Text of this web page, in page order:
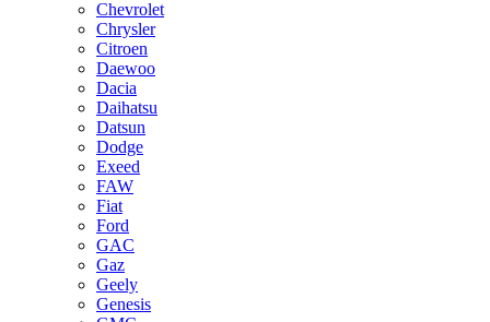
Chevrolet
Chrysler
Citroen
Daewoo
Dacia
Daihatsu
Datsun
Dodge
Exeed
FAW
Fiat
Ford
GAC
Gaz
Geely
Genesis